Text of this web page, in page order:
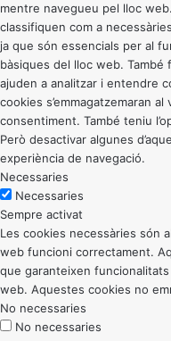
mentre navegueu pel lloc
classifiquen com a
ja que són essencials per al
bàsiques del lloc web.
ajuden a analitzar i entendre
cookies s’emmagatzemaran
consentiment. També teniu
Però desactivar algunes
experiència de navegació.
Necessaries
Necessaries
Sempre activat
Les cookies necessàries són
web funcioni correctament.
que garanteixen
web. Aquestes cookies no
No necessaries
No necessaries